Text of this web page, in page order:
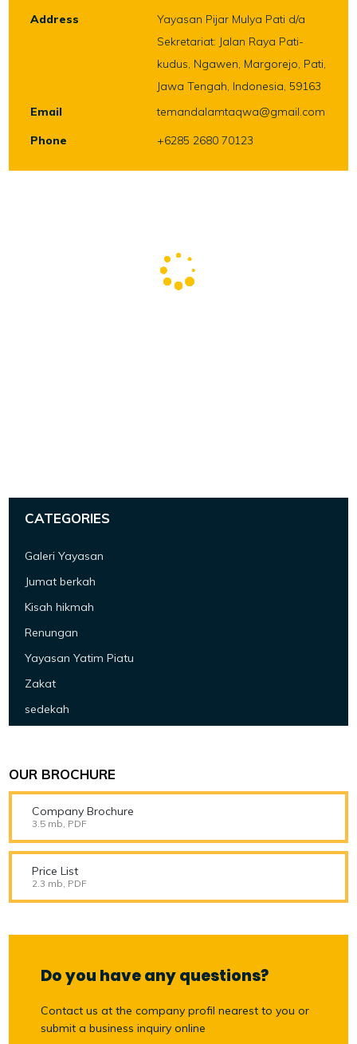
Address
Yayasan Pijar Mulya Pati d/a
Sekretariat: Jalan Raya Pati-
kudus, Ngawen, Margorejo, Pati,
Jawa Tengah, Indonesia, 59163
Email
temandalamtaqwa@gmail.com
Phone
+6285 2680 70123
CATEGORIES
Galeri Yayasan
Jumat berkah
Kisah hikmah
Renungan
Yayasan Yatim Piatu
Zakat
sedekah
OUR BROCHURE
Company Brochure
3.5 mb, PDF
Price List
2.3 mb, PDF
Do you have any questions?
Contact us at the company profil nearest to you or
submit a business inquiry online